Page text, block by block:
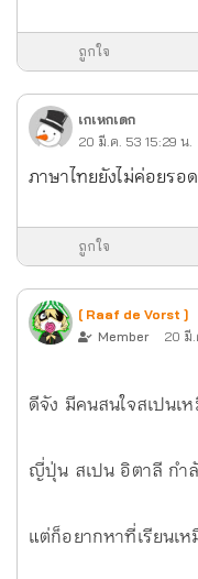
ถูกใจ
เกเหกเดก
20 มี.ค. 53 15:29 น.
ภาษาไทยยังไม่ค่อยร
ถูกใจ
[ Raaf de Vorst ]
Member
20 มี
ดีจัง มีคนสนใจสเปนเ
ญี่ปุ่น สเปน อิตาลี กำลั
แต่ก็อยากหาที่เรียนเ